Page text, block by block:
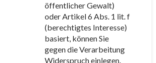
öffentlicher Gewalt)
oder Artikel 6 Abs. 1 lit. f
(berechtigtes Interesse)
basiert, können Sie
gegen die Verarbeitung
Widerspruch einlegen.